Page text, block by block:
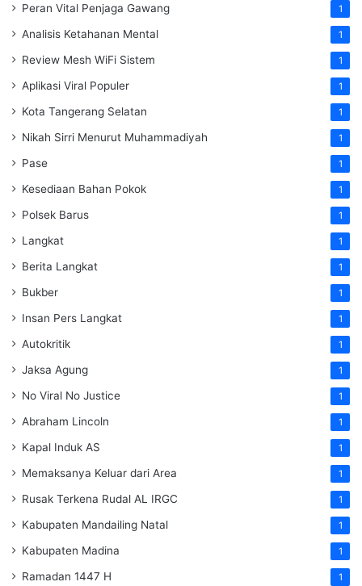
Peran Vital Penjaga Gawang 1
Analisis Ketahanan Mental 1
Review Mesh WiFi Sistem 1
Aplikasi Viral Populer 1
Kota Tangerang Selatan 1
Nikah Sirri Menurut Muhammadiyah 1
Pase 1
Kesediaan Bahan Pokok 1
Polsek Barus 1
Langkat 1
Berita Langkat 1
Bukber 1
Insan Pers Langkat 1
Autokritik 1
Jaksa Agung 1
No Viral No Justice 1
Abraham Lincoln 1
Kapal Induk AS 1
Memaksanya Keluar dari Area 1
Rusak Terkena Rudal AL IRGC 1
Kabupaten Mandailing Natal 1
Kabupaten Madina 1
Ramadan 1447 H 1